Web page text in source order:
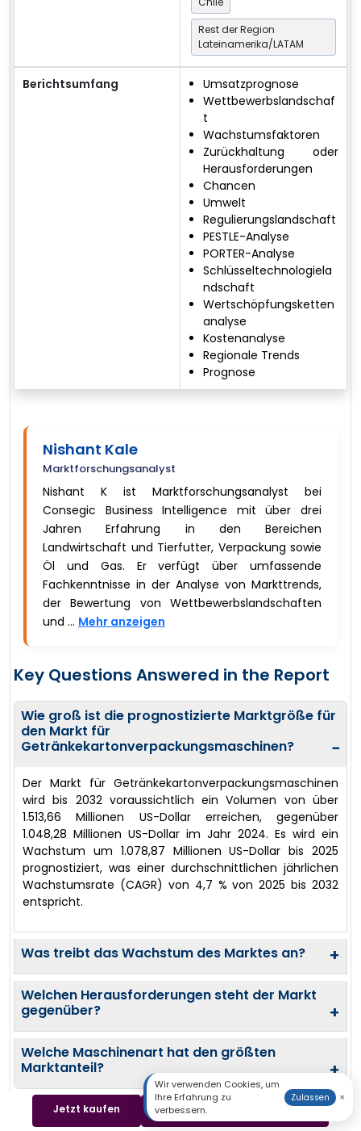
Rest der Region
Lateinamerika/LATAM
Berichtsumfang
Umsatzprognose
Wettbewerbslandschaf
t
Wachstumsfaktoren
Zurückhaltung oder
Herausforderungen
Chancen
Umwelt
Regulierungslandschaft
PESTLE-Analyse
PORTER-Analyse
Schlüsseltechnologiela
ndschaft
Wertschöpfungsketten
analyse
Kostenanalyse
Regionale Trends
Prognose
Nishant Kale
Marktforschungsanalyst
Nishant K ist Marktforschungsanalyst bei
Consegic Business Intelligence mit über drei
Jahren Erfahrung in den Bereichen
Landwirtschaft und Tierfutter, Verpackung sowie
Öl und Gas. Er verfügt über umfassende
Fachkenntnisse in der Analyse von Markttrends,
der Bewertung von Wettbewerbslandschaften
und ... Mehr anzeigen
Key Questions Answered in the Report
Wie groß ist die prognostizierte Marktgröße für
den Markt für
Getränkekartonverpackungsmaschinen?
−
Der Markt für Getränkekartonverpackungsmaschinen
wird bis 2032 voraussichtlich ein Volumen von über
1.513,66 Millionen US-Dollar erreichen, gegenüber
1.048,28 Millionen US-Dollar im Jahr 2024. Es wird ein
Wachstum um 1.078,87 Millionen US-Dollar bis 2025
prognostiziert, was einer durchschnittlichen jährlichen
Wachstumsrate (CAGR) von 4,7 % von 2025 bis 2032
entspricht.
Was treibt das Wachstum des Marktes an? +
Welchen Herausforderungen steht der Markt
gegenüber?
+
Welche Maschinenart hat den größten
Marktanteil?
+
Jetzt kaufen Beispiel herunterladen
Wir verwenden Cookies, um
Ihre Erfahrung zu
verbessern.
Zulassen ×